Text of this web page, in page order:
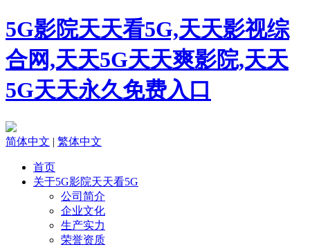
5G影院天天看5G,天天影视综
合网,天天5G天天爽影院,天天
5G天天永久免费入口
简体中文 | 繁体中文
首页
关于5G影院天天看5G
公司简介
企业文化
生产实力
荣誉资质